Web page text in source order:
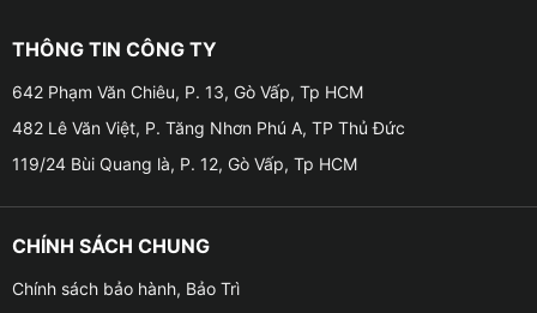
thanh trên xe hơi.
✤ Tiết kiệm điện năng trên xe khi loa có độ nhạy cao
– Độ nhạy 88 dB/W/m là mức lý tưởng để cho loa luôn
hoạt động hiệu quả với các ampli có công suất vừa
phải cũng như còn giúp tiết kiệm năng lượng và tối ưu
hóa hiệu suất âm thanh.
✤ Công nghệ kết nối AUX tiện ích
THÔNG TIN CÔNG TY
642 Phạm Văn Chiêu, P. 13, Gò Vấp, Tp HCM
482 Lê Văn Việt, P. Tăng Nhơn Phú A, TP Thủ Đức
119/24 Bùi Quang là, P. 12, Gò Vấp, Tp HCM
CHÍNH SÁCH CHUNG
Chính sách bảo hành, Bảo Trì